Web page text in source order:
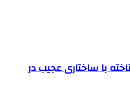
با ساختاری عجیب در